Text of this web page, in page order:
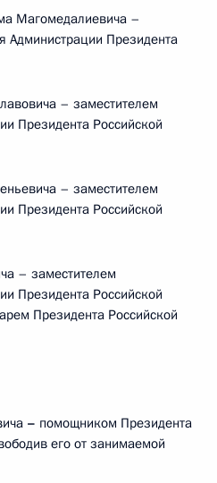
Магомедалиевича –
Администрации Президента
– заместителем
Президента Российской
– заместителем
Президента Российской
– заместителем
Президента Российской
Президента Российской
– помощником Президента
его от занимаемой